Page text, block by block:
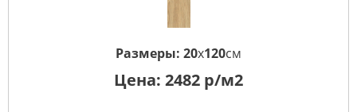
Размеры: 20x120см
Цена: 2482 р/м2